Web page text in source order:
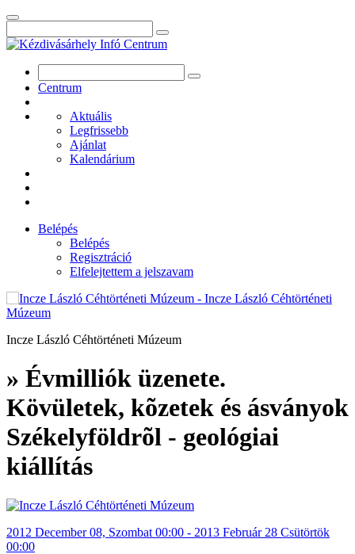
Centrum
Aktuális
Legfrissebb
Ajánlat
Kalendárium
Belépés
Belépés
Regisztráció
Elfelejtettem a jelszavam
Incze László Céhtörténeti Múzeum
» Évmilliók üzenete.
Kövületek, kõzetek és ásványok
Székelyföldrõl - geológiai
kiállítás
2012 December 08, Szombat 00:00 - 2013 Február 28 Csütörtök
00:00